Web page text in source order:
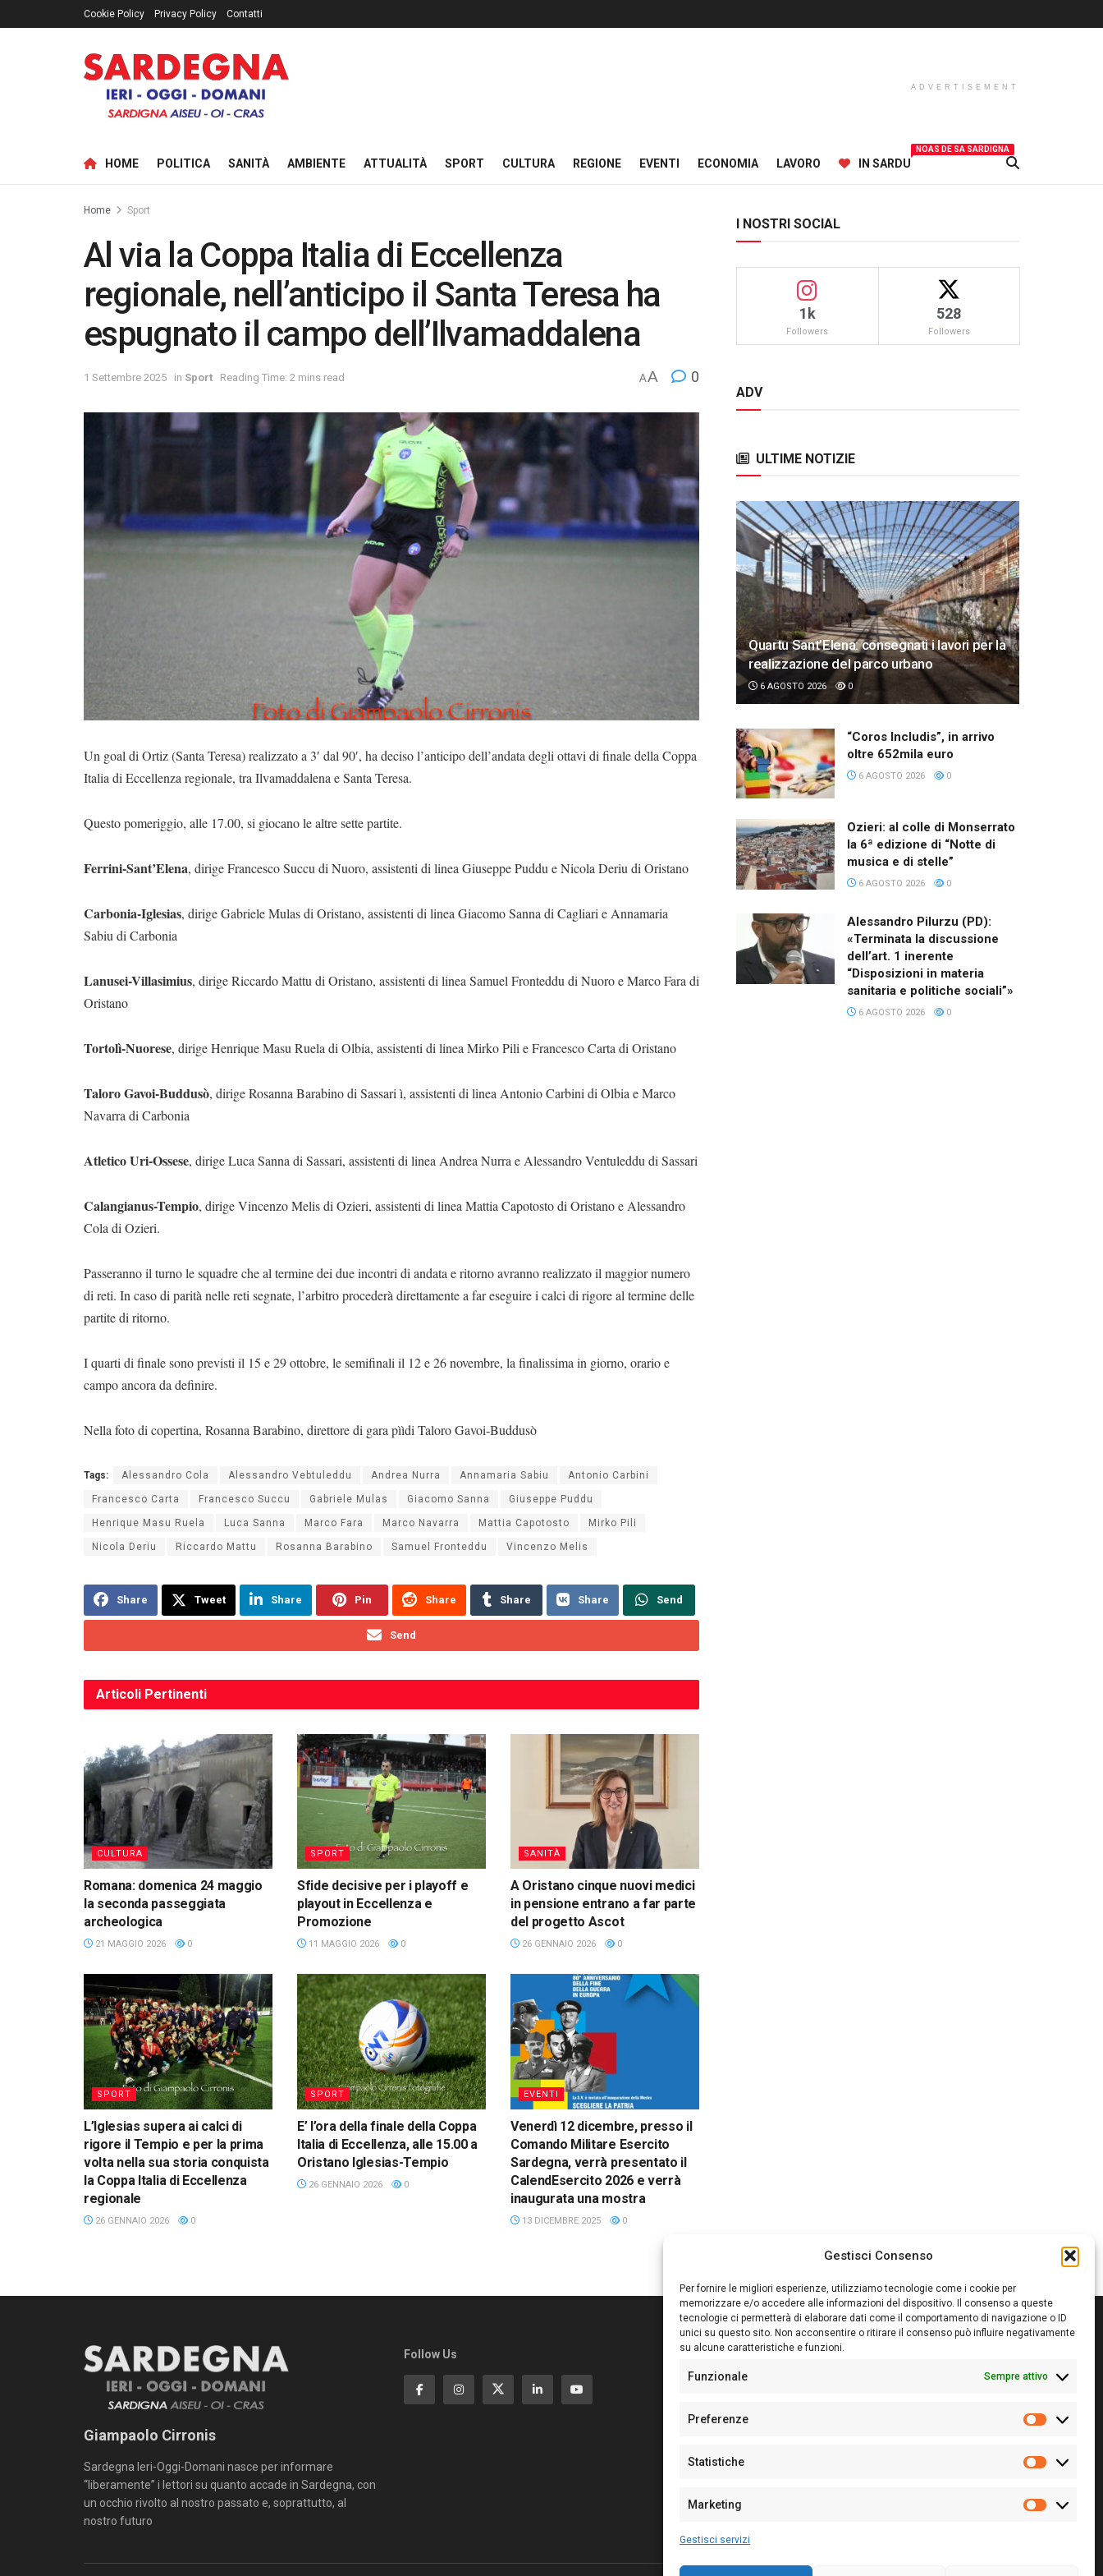
Gestisci Consenso
Per fornire le migliori esperienze, utilizziamo tecnologie come i cookie per
memorizzare e/o accedere alle informazioni del dispositivo. Il consenso a queste
tecnologie ci permetterà di elaborare dati come il comportamento di navigazione o ID
unici su questo sito. Non acconsentire o ritirare il consenso può influire negativamente
su alcune caratteristiche e funzioni.
Funzionale Sempre attivo
Preferenze
Statistiche
Statistiche
Marketing
Marketing
Gestisci servizi
Cookie Policy Privacy Policy Contatti
ADVERTISEMENT
HOME POLITICA SANITÀ AMBIENTE ATTUALITÀ SPORT CULTURA REGIONE EVENTI ECONOMIA LAVORO IN SARDU
NOAS DE SA SARDIGNA
Home Sport
Al via la Coppa Italia di Eccellenza
regionale, nell’anticipo il Santa Teresa ha
espugnato il campo dell’Ilvamaddalena
1 Settembre 2025 in Sport Reading Time: 2 mins read AA 0
Un goal di Ortiz (Santa Teresa) realizzato a 3′ dal 90′, ha deciso l’anticipo dell’andata degli ottavi di finale della Coppa
Italia di Eccellenza regionale, tra Ilvamaddalena e Santa Teresa.
Questo pomeriggio, alle 17.00, si giocano le altre sette partite.
Ferrini-Sant’Elena, dirige Francesco Succu di Nuoro, assistenti di linea Giuseppe Puddu e Nicola Deriu di Oristano
Carbonia-Iglesias, dirige Gabriele Mulas di Oristano, assistenti di linea Giacomo Sanna di Cagliari e Annamaria
Sabiu di Carbonia
Lanusei-Villasimius, dirige Riccardo Mattu di Oristano, assistenti di linea Samuel Fronteddu di Nuoro e Marco Fara di
Oristano
Tortolì-Nuorese, dirige Henrique Masu Ruela di Olbia, assistenti di linea Mirko Pili e Francesco Carta di Oristano
Taloro Gavoi-Buddusò, dirige Rosanna Barabino di Sassari ì, assistenti di linea Antonio Carbini di Olbia e Marco
Navarra di Carbonia
Atletico Uri-Ossese, dirige Luca Sanna di Sassari, assistenti di linea Andrea Nurra e Alessandro Ventuleddu di Sassari
Calangianus-Tempio, dirige Vincenzo Melis di Ozieri, assistenti di linea Mattia Capotosto di Oristano e Alessandro
Cola di Ozieri.
Passeranno il turno le squadre che al termine dei due incontri di andata e ritorno avranno realizzato il maggior numero
di reti. In caso di parità nelle reti segnate, l’arbitro procederà direttamente a far eseguire i calci di rigore al termine delle
partite di ritorno.
I quarti di finale sono previsti il 15 e 29 ottobre, le semifinali il 12 e 26 novembre, la finalissima in giorno, orario e
campo ancora da definire.
Nella foto di copertina, Rosanna Barabino, direttore di gara pììdi Taloro Gavoi-Buddusò
Tags: Alessandro Cola Alessandro Vebtuleddu Andrea Nurra Annamaria Sabiu Antonio Carbini
Francesco Carta Francesco Succu Gabriele Mulas Giacomo Sanna Giuseppe Puddu
Henrique Masu Ruela Luca Sanna Marco Fara Marco Navarra Mattia Capotosto Mirko Pili
Nicola Deriu Riccardo Mattu Rosanna Barabino Samuel Fronteddu Vincenzo Melis
Share Tweet Share Pin Share Share Share Send
Send
Articoli Pertinenti
CULTURA
Romana: domenica 24 maggio
la seconda passeggiata
archeologica
21 MAGGIO 2026 0
SPORT
Sfide decisive per i playoff e
playout in Eccellenza e
Promozione
11 MAGGIO 2026 0
SANITÀ
A Oristano cinque nuovi medici
in pensione entrano a far parte
del progetto Ascot
26 GENNAIO 2026 0
SPORT
L’Iglesias supera ai calci di
rigore il Tempio e per la prima
volta nella sua storia conquista
la Coppa Italia di Eccellenza
regionale
26 GENNAIO 2026 0
SPORT
E’ l’ora della finale della Coppa
Italia di Eccellenza, alle 15.00 a
Oristano Iglesias-Tempio
26 GENNAIO 2026 0
EVENTI
Venerdì 12 dicembre, presso il
Comando Militare Esercito
Sardegna, verrà presentato il
CalendEsercito 2026 e verrà
inaugurata una mostra
13 DICEMBRE 2025 0
I NOSTRI SOCIAL
1k
Followers
528
Followers
ADV
ULTIME NOTIZIE
Quartu Sant’Elena: consegnati i lavori per la
realizzazione del parco urbano
6 AGOSTO 2026 0
“Coros Includis”, in arrivo
oltre 652mila euro
6 AGOSTO 2026 0
Ozieri: al colle di Monserrato
la 6ª edizione di “Notte di
musica e di stelle”
6 AGOSTO 2026 0
Alessandro Pilurzu (PD):
«Terminata la discussione
dell’art. 1 inerente
“Disposizioni in materia
sanitaria e politiche sociali”»
6 AGOSTO 2026 0
Giampaolo Cirronis
Sardegna Ieri-Oggi-Domani nasce per informare
“liberamente” i lettori su quanto accade in Sardegna, con
un occhio rivolto al nostro passato e, soprattutto, al
nostro futuro
Follow Us Editore:Giampaolo Cirronis Ditta individuale
Sede:
N° di iscrizione al ROC:
N° 128/2020 del 10/02/2020
Per la Pubblicità: